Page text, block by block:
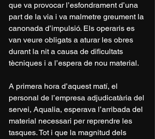
que va provocar l’esfondrament d’una
part de la via i va malmetre greument la
canonada d’impulsió. Els operaris es
van veure obligats a aturar les obres
durant la nit a causa de dificultats
tècniques i a l’espera de nou material.
A primera hora d’aquest matí, el
personal de l’empresa adjudicatària del
servei, Aqualia, esperava l’arribada del
material necessari per reprendre les
tasques. Tot i que la magnitud dels